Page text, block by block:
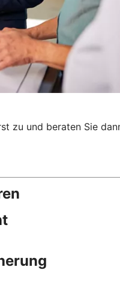
zu und beraten Sie